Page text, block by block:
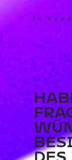
In
DES